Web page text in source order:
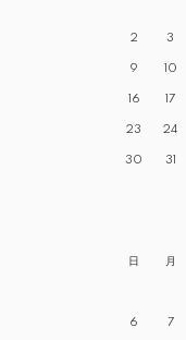
2 3
9 10
16 17
23 24
30 31
日 月
6 7